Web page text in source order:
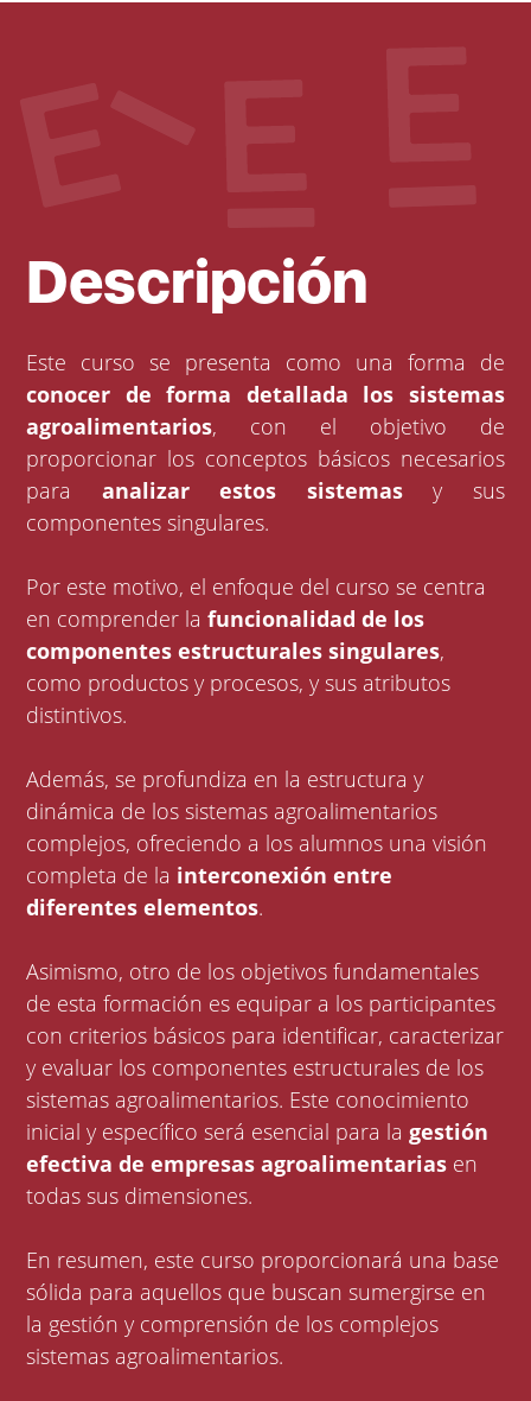
Descripción
Este curso se presenta como una forma de
conocer de forma detallada los sistemas
agroalimentarios, con el objetivo de
proporcionar los conceptos básicos necesarios
para analizar estos sistemasy sus
componentes singulares.
Por este motivo, el enfoque del curso se centra
en comprender lafuncionalidad de los
componentes estructurales singulares,
como productos y procesos, y sus atributos
distintivos.
Además, se profundiza en la estructura y
dinámica de los sistemas agroalimentarios
complejos, ofreciendo a los alumnos una visión
completa de la interconexión entre
diferentes elementos.
Asimismo, otro de los objetivos fundamentales
de esta formación es equipar a los participantes
con criterios básicos para identificar, caracterizar
y evaluar los componentes estructurales de los
sistemas agroalimentarios. Este conocimiento
inicial y específico será esencial para lagestión
efectiva de empresas agroalimentarias en
todas sus dimensiones.
En resumen, este curso proporcionará una base
sólida para aquellos que buscan sumergirse en
la gestión y comprensión de los complejos
sistemas agroalimentarios.